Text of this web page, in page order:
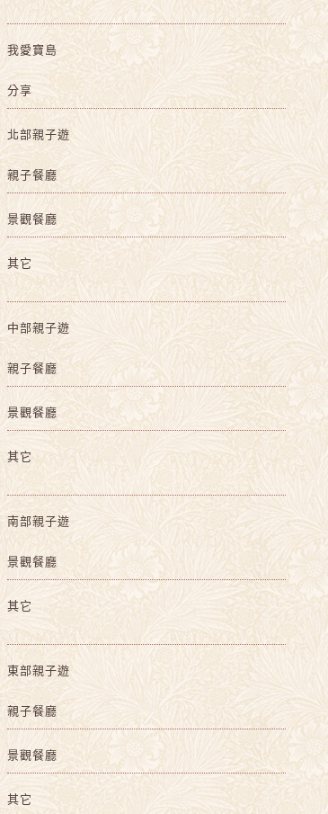
我愛寶島
分享
北部親子遊
親子餐廳
景觀餐廳
其它
中部親子遊
親子餐廳
景觀餐廳
其它
南部親子遊
景觀餐廳
其它
東部親子遊
親子餐廳
景觀餐廳
其它